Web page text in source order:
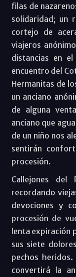
filas de
solidaridad; un
cortejo de
viajeros
distancias en
encuentro del
Hermanitas de
un anciano
de alguna
anciano que
de un niño nos
sentirán
procesión.
Callejones del
recordando
devociones y
procesión de
lenta expiración
sus siete
pechos
convertirá la